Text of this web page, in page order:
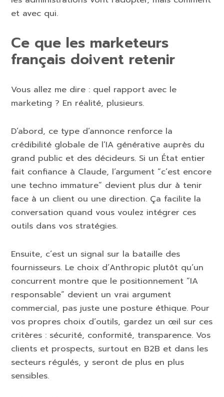
et avec qui.
Ce que les marketeurs
français doivent retenir
Vous allez me dire : quel rapport avec le
marketing ? En réalité, plusieurs.
D’abord, ce type d’annonce renforce la
crédibilité globale de l’IA générative auprès du
grand public et des décideurs. Si un État entier
fait confiance à Claude, l’argument “c’est encore
une techno immature” devient plus dur à tenir
face à un client ou une direction. Ça facilite la
conversation quand vous voulez intégrer ces
outils dans vos stratégies.
Ensuite, c’est un signal sur la bataille des
fournisseurs. Le choix d’Anthropic plutôt qu’un
concurrent montre que le positionnement “IA
responsable” devient un vrai argument
commercial, pas juste une posture éthique. Pour
vos propres choix d’outils, gardez un œil sur ces
critères : sécurité, conformité, transparence. Vos
clients et prospects, surtout en B2B et dans les
secteurs régulés, y seront de plus en plus
sensibles.